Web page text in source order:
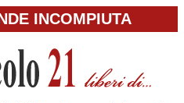
INCOMPIUTA